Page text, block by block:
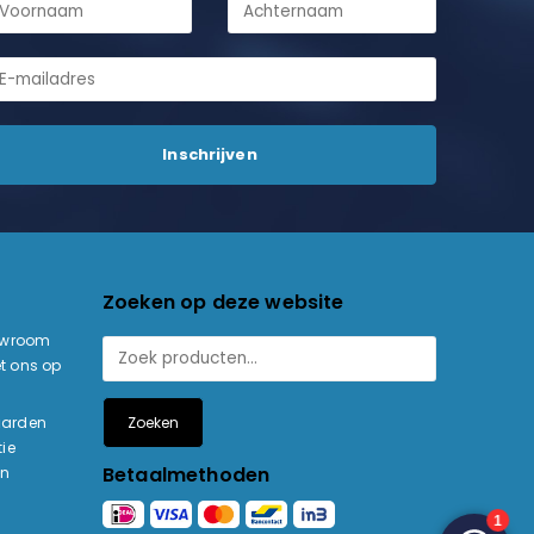
ons op
Zoeken op deze website
Zoeken
Betaalmethoden